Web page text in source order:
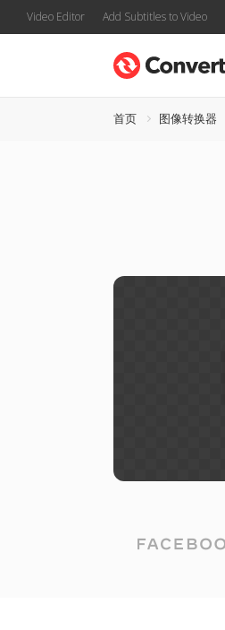
Video Editor Add Subtitles to Video
首页 图像转换器